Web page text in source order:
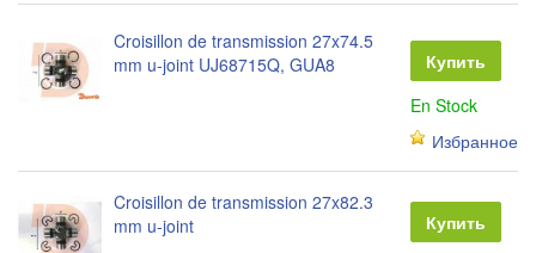
Croisillon de transmission 27x74.5
mm u-joint UJ68715Q, GUA8
Купить
En Stock
Избранное
Croisillon de transmission 27x82.3
mm u-joint
Купить